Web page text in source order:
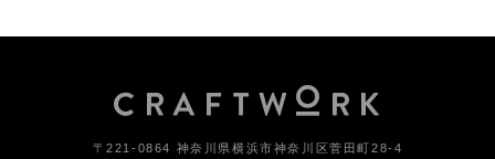
〒221-0864 神奈川県横浜市神奈川区菅田町28-4